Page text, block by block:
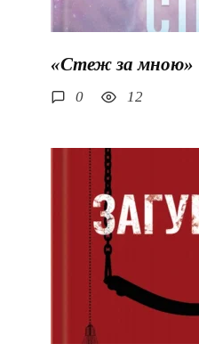
«Стеж за мною»
0 12